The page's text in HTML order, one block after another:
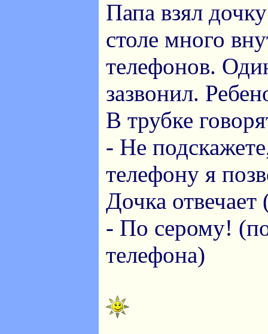
Папа взял
столе много
телефонов.
зазвонил.
В трубке
- Не
телефону я
Дочка отвечает
- По серому!
телефона)